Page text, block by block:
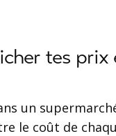
tes
un
le coût de